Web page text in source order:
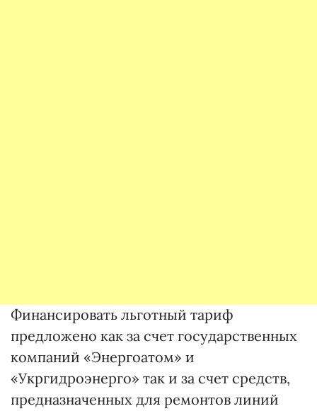
Финансировать льготный тариф
предложено как за счет государственных
компаний «Энергоатом» и
«Укргидроэнерго» так и за счет средств,
предназначенных для ремонтов линий